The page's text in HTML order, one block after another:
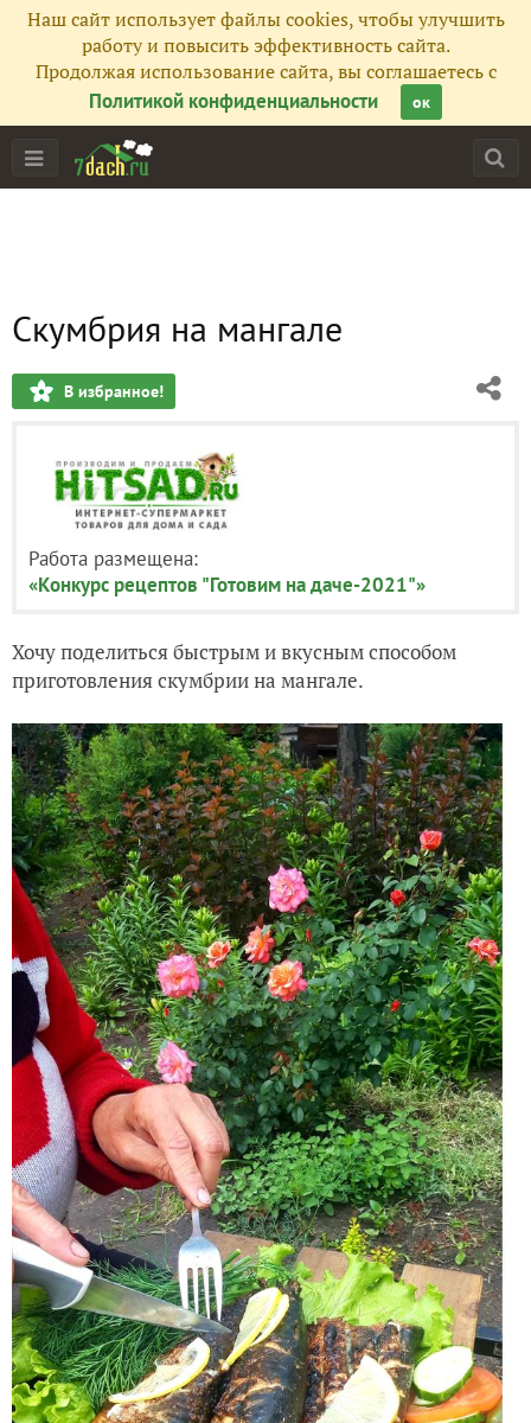
Наш сайт использует файлы cookies, чтобы улучшить
работу и повысить эффективность сайта.
Продолжая использование сайта, вы соглашаетесь с
Политикой конфиденциальности
ок
Скумбрия на мангале
В избранное!
Работа размещена:
«Конкурс рецептов "Готовим на даче-2021"»
Хочу поделиться быстрым и вкусным способом
приготовления скумбрии на мангале.